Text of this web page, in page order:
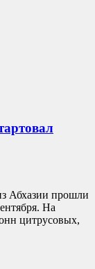
Абхазии прошли
На
цитрусовых,